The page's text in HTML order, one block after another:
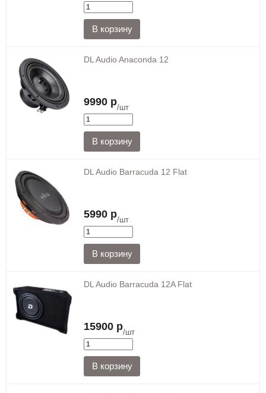
DL Audio Anaconda 12
9990 р/шт
DL Audio Barracuda 12 Flat
5990 р/шт
DL Audio Barracuda 12A Flat
15900 р/шт